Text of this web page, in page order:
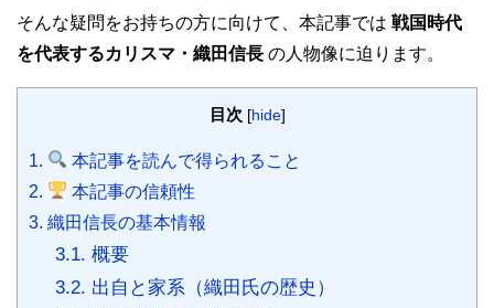
そんな疑問をお持ちの方に向けて、本記事では 戦国時代
を代表するカリスマ・織田信長 の人物像に迫ります。
目次 [hide]
1.
本記事を読んで得られること
2.
本記事の信頼性
3. 織田信長の基本情報
3.1. 概要
3.2. 出自と家系（織田氏の歴史）